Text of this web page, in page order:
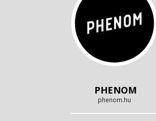
PHENOM
phenom.hu